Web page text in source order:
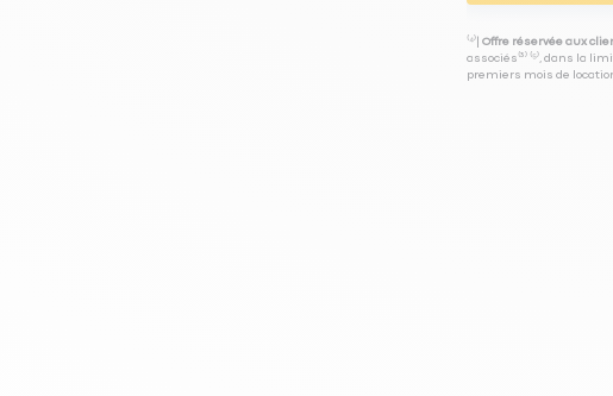
⁽⁴⁾| Offre réservée aux
associés⁽³⁾ ⁽⁵⁾, dans la
premiers mois de